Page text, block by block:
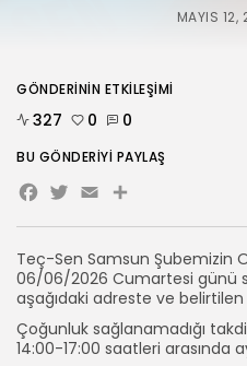
TEMMUZ 31,
MAYIS 12,
Teç-Sen Samsun Şubemizin
06/06/2026 Cumartesi günü
aşağıdaki adreste ve belirtilen
Çoğunluk sağlanamadığı
14:00-17:00 saatleri arasında
GÖNDERININ ETKILEŞIMI
327 0 0
BU GÖNDERIYI PAYLAŞ
Facebook
Twitter
EmailShare